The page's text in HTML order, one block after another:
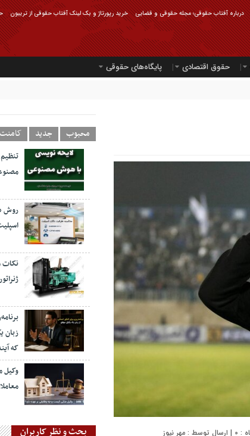
خرید رپورتاژ و بک لینک آفتاب حقوقی از تریبون درباره آفتاب حقوقی؛ مجله حقوقی و قضایی
حقوق اقتصادی پایگاه‌های حقوقی
0 | ارسال توسط : مهر نیوز
محبوب جدید کامنت
روش
نکات
زبان
که
وکیل
بحث و نظر کاربران